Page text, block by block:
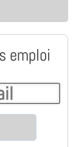
emploi